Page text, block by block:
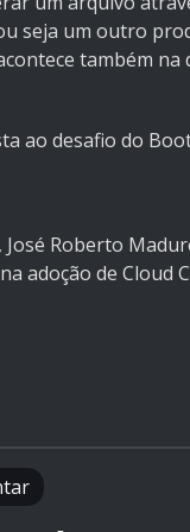
seja um outro
também na
ao desafio do
José Roberto
adoção de Cloud